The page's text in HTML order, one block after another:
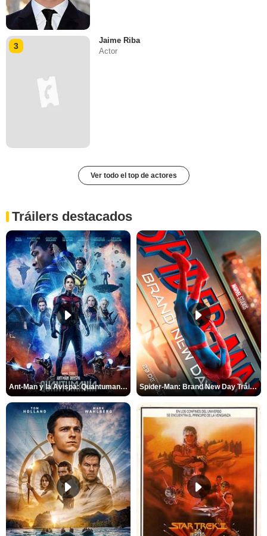
3
Jaime Riba
Actor
Ver todo el top de actores
Tráilers destacados
Ant-Man y la Avispa: Quantumanía Tráiler (2) Spider-Man: Brand New Day Tráiler (3)